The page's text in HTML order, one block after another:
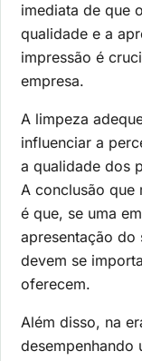
imediata de que
qualidade e a
impressão é
empresa.
A limpeza
influenciar a
a qualidade dos
A conclusão que
é que, se uma
apresentação do
devem se
oferecem.
Além disso, na
desempenhando